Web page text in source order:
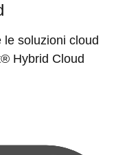
soluzioni cloud
Hybrid Cloud